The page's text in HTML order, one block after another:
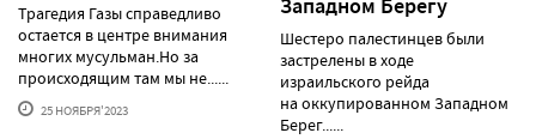
Трагедия Газы справедливо
остается в центре внимания
многих мусульман.Но за
происходящим там мы не......
25 НОЯБРЯ'2023
Западном Берегу
Шестеро палестинцев были
застрелены в ходе
израильского рейда
на оккупированном Западном
Берег......